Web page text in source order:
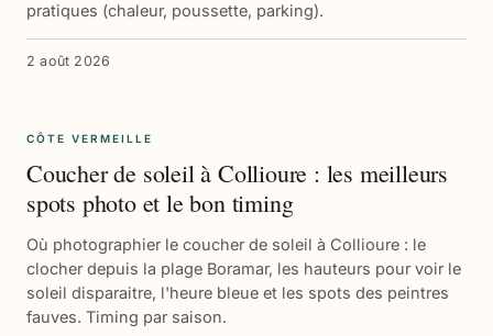
pratiques (chaleur, poussette, parking).
2 août 2026
CÔTE VERMEILLE
Coucher de soleil à Collioure : les meilleurs
spots photo et le bon timing
Où photographier le coucher de soleil à Collioure : le
clocher depuis la plage Boramar, les hauteurs pour voir le
soleil disparaitre, l'heure bleue et les spots des peintres
fauves. Timing par saison.